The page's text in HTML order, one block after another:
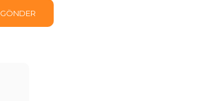
GÖNDER